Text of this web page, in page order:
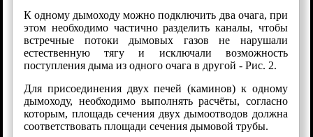
К одному дымоходу можно подключить два очага, при
этом необходимо частично разделить каналы, чтобы
встречные потоки дымовых газов не нарушали
естественную тягу и исключали возможность
поступления дыма из одного очага в другой - Рис. 2.
Для присоединения двух печей (каминов) к одному
дымоходу, необходимо выполнять расчёты, согласно
которым, площадь сечения двух дымоотводов должна
соответствовать площади сечения дымовой трубы.